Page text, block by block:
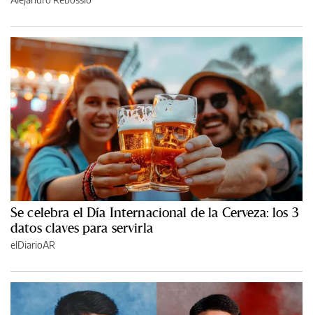
Se celebra el Día Internacional de la Cerveza: los 3
datos claves para servirla
elDiarioAR